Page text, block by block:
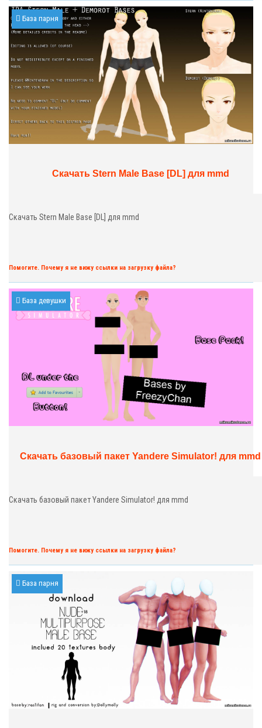
База парня
Скачать Stern Male Base [DL] для mmd
Скачать Stern Male Base [DL] для mmd
Помогите. Почему я не вижу ссылки на загрузку файла?
База девушки
Скачать базовый пакет Yandere Simulator! для mmd
Скачать базовый пакет Yandere Simulator! для mmd
Помогите. Почему я не вижу ссылки на загрузку файла?
База парня